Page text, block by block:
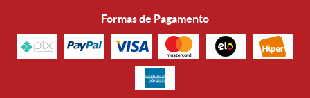
Formas de Pagamento